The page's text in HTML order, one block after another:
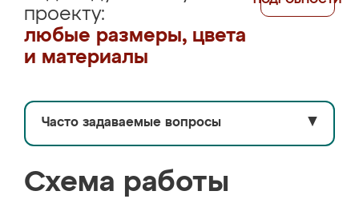
проекту:
любые размеры, цвета
и материалы
Часто задаваемые вопросы ▼
Схема работы